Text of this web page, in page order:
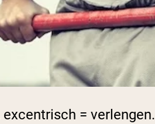
excentrisch = verlengen.